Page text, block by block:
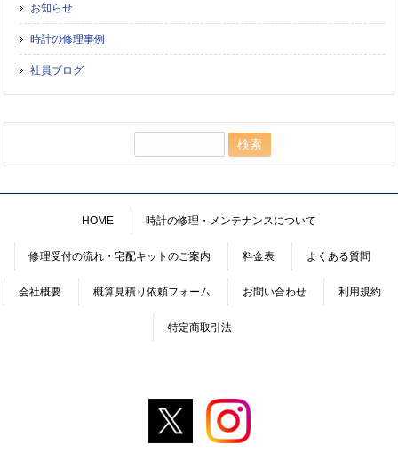
お知らせ
時計の修理事例
社員ブログ
HOME 時計の修理・メンテナンスについて
修理受付の流れ・宅配キットのご案内 料金表 よくある質問
会社概要 概算見積り依頼フォーム お問い合わせ 利用規約
特定商取引法